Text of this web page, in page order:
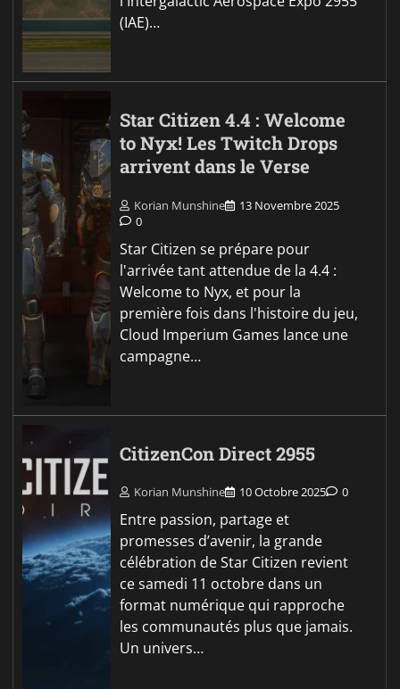
(IAE)…
Star Citizen 4.4 : Welcome
to Nyx! Les Twitch Drops
arrivent dans le Verse
Korian Munshine
13 Novembre 2025
0
Star Citizen se prépare pour
l'arrivée tant attendue de la 4.4 :
Welcome to Nyx, et pour la
première fois dans l'histoire du jeu,
Cloud Imperium Games lance une
campagne…
CitizenCon Direct 2955
Korian Munshine 10 Octobre 2025 0
Entre passion, partage et
promesses d’avenir, la grande
célébration de Star Citizen revient
ce samedi 11 octobre dans un
format numérique qui rapproche
les communautés plus que jamais.
Un univers…